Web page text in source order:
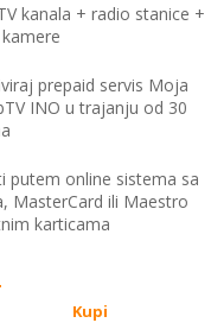
kanala + radio stanice +
prepaid servis Moja
INO u trajanju od 30
putem online sistema sa
MasterCard ili Maestro
karticama
Kupi